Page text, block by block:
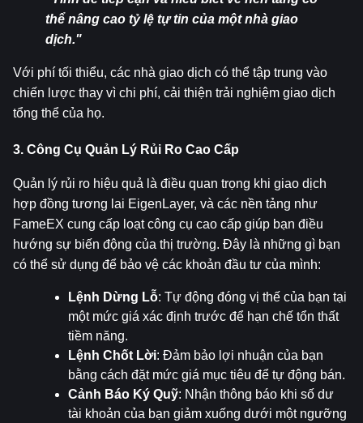
thể nâng cao tỷ lệ tự tin của một nhà giao
dịch."
Với phí tối thiểu, các nhà giao dịch có thể tập trung vào
chiến lược thay vì chi phí, cải thiện trải nghiệm giao dịch
tổng thể của họ.
3. Công Cụ Quản Lý Rủi Ro Cao Cấp
Quản lý rủi ro hiệu quả là điều quan trọng khi giao dịch
hợp đồng tương lai EigenLayer, và các nền tảng như
FameEX cung cấp loạt công cụ cao cấp giúp bạn điều
hướng sự biến động của thị trường. Đây là những gì bạn
có thể sử dụng để bảo vệ các khoản đầu tư của mình:
Lệnh Dừng Lỗ: Tự động đóng vị thế của bạn tại
một mức giá xác định trước để hạn chế tổn thất
tiềm năng.
Lệnh Chốt Lời: Đảm bảo lợi nhuận của bạn
bằng cách đặt mức giá mục tiêu để tự động bán.
Cảnh Báo Ký Quỹ: Nhận thông báo khi số dư
tài khoản của bạn giảm xuống dưới một ngưỡng